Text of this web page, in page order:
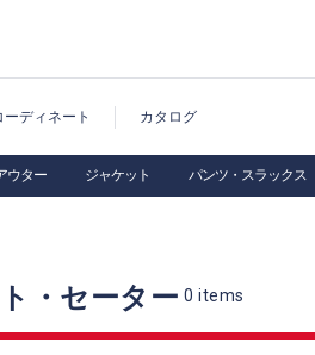
ーディネート カタログ
ウター ジャケット パンツ・スラックス
・セーター 0 items